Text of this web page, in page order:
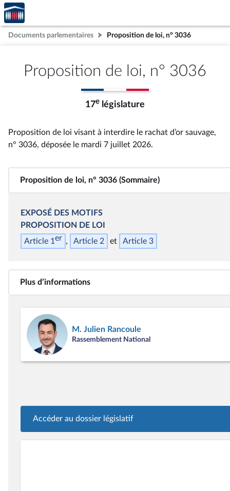
Aller au contenu
Aller en bas de la page
Accèder
à la
page
d'accueil
Documents parlementaires Proposition de loi, n° 3036
Proposition de loi, n° 3036
17e législature
Proposition de loi visant à interdire le rachat d’or sauvage,
n° 3036, déposée le mardi 7 juillet 2026.
Proposition de loi, n° 3036 (Sommaire)
EXPOSÉ DES MOTIFS
PROPOSITION DE LOI
Article 1er Article 2 Article 3
Plus d’informations
M. Julien Rancoule
Rassemblement National
Accéder au dossier législatif